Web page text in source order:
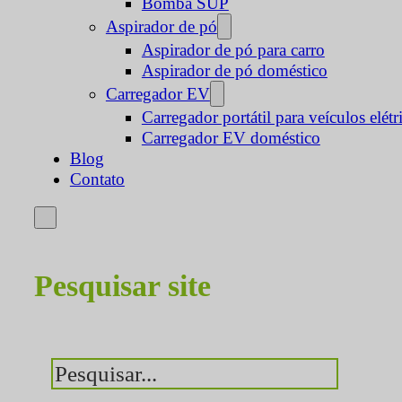
Aspirador de pó
Aspirador de pó para carro
Aspirador de pó doméstico
Carregador EV
Carregador portátil para veículos
Carregador EV doméstico
Blog
Contato
Pesquisar site
Pesquisar